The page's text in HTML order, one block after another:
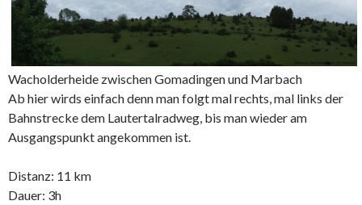
Wacholderheide zwischen Gomadingen und Marbach
Ab hier wirds einfach denn man folgt mal rechts, mal links der
Bahnstrecke dem Lautertalradweg, bis man wieder am
Ausgangspunkt angekommen ist.
Distanz: 11 km
Dauer: 3h